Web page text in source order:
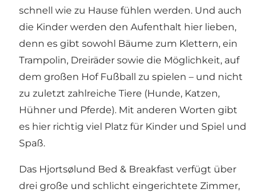
schnell wie zu Hause fühlen werden. Und auch
die Kinder werden den Aufenthalt hier lieben,
denn es gibt sowohl Bäume zum Klettern, ein
Trampolin, Dreiräder sowie die Möglichkeit, auf
dem großen Hof Fußball zu spielen – und nicht
zu zuletzt zahlreiche Tiere (Hunde, Katzen,
Hühner und Pferde). Mit anderen Worten gibt
es hier richtig viel Platz für Kinder und Spiel und
Spaß.
Das Hjortsølund Bed & Breakfast verfügt über
drei große und schlicht eingerichtete Zimmer,